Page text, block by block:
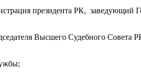
президента РК, заведующий
Высшего Судебного Совета